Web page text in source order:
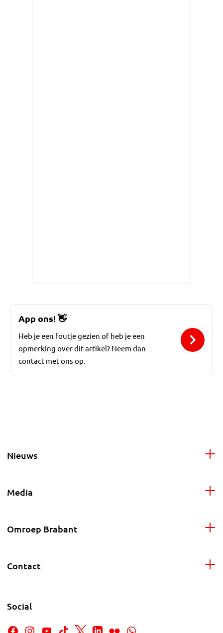
App ons!👋
Heb je een foutje gezien of heb je een
opmerking over dit artikel? Neem dan
contact met ons op.
Nieuws
Media
Omroep Brabant
Contact
Social